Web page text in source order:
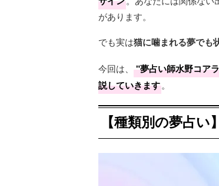
があります。
でも実は猫に噛まれる夢でも
今回は、
"夢占い師水野コア
説していきます。
【種類別の夢占